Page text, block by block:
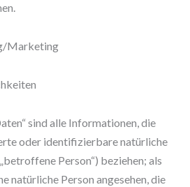
Marketing
sind alle Informationen, die
oder identifizierbare natürliche
Person“) beziehen; als
natürliche Person angesehen, die